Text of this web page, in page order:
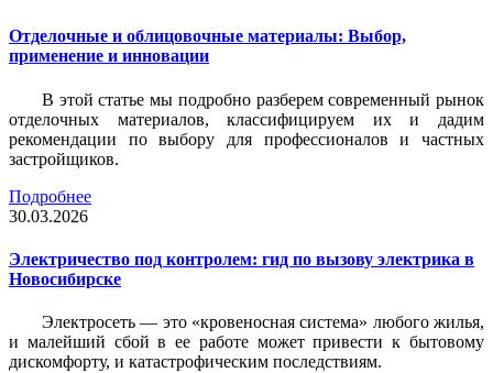
Отделочные и облицовочные материалы: Выбор,
применение и инновации
В этой статье мы подробно разберем современный рынок
отделочных материалов, классифицируем их и дадим
рекомендации по выбору для профессионалов и частных
застройщиков.
Подробнее
30.03.2026
Электричество под контролем: гид по вызову электрика в
Новосибирске
Электросеть — это «кровеносная система» любого жилья,
и малейший сбой в ее работе может привести к бытовому
дискомфорту, и катастрофическим последствиям.